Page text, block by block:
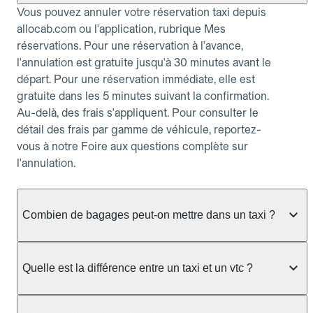
Vous pouvez annuler votre réservation taxi depuis
allocab.com ou l'application, rubrique Mes
réservations. Pour une réservation à l'avance,
l'annulation est gratuite jusqu'à 30 minutes avant le
départ. Pour une réservation immédiate, elle est
gratuite dans les 5 minutes suivant la confirmation.
Au-delà, des frais s'appliquent. Pour consulter le
détail des frais par gamme de véhicule, reportez-
vous à notre Foire aux questions complète sur
l'annulation.
Combien de bagages peut-on mettre dans un taxi ?
taxi berline accueille en général jusqu'à 3 bagages
ou nombreux, précisez-le dans le champ "Message
Quelle est la différence entre un taxi et un vtc ?